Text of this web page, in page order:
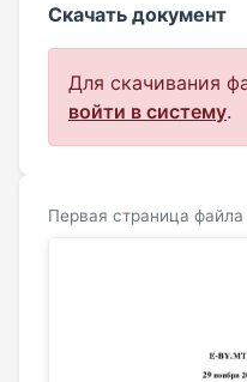
Скачать документ
Для скачивания
войти в систему.
Первая страница файла